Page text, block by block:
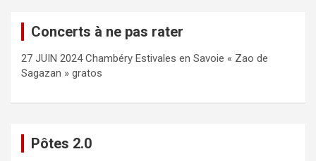
Concerts à ne pas rater
27 JUIN 2024 Chambéry Estivales en Savoie « Zao de
Sagazan » gratos
Pôtes 2.0